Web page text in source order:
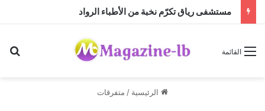
مستشفى رياق تكرّم نخبة من الأطباء الرواد
القائمة
الرئيسية / متفرقات